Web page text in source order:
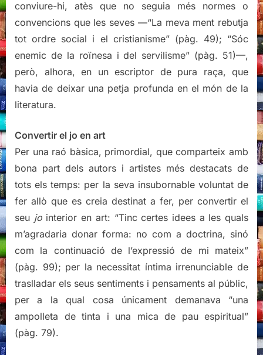
conviure-hi, atès que no seguia més normes o
convencions que les seves —“La meva ment rebutja
tot ordre social i el cristianisme” (pàg. 49); “Sóc
enemic de la roïnesa i del servilisme” (pàg. 51)—,
però, alhora, en un escriptor de pura raça, que
havia de deixar una petja profunda en el món de la
literatura.
Convertir el jo en art
Per una raó bàsica, primordial, que comparteix amb
bona part dels autors i artistes més destacats de
tots els temps: per la seva insubornable voluntat de
fer allò que es creia destinat a fer, per convertir el
seu jointerior en art: “Tinc certes idees a les quals
m’agradaria donar forma: no com a doctrina, sinó
com la continuació de l’expressió de mi mateix”
(pàg. 99); per la necessitat íntima irrenunciable de
traslladar els seus sentiments i pensaments al públic,
per a la qual cosa únicament demanava “una
ampolleta de tinta i una mica de pau espiritual”
(pàg. 79).